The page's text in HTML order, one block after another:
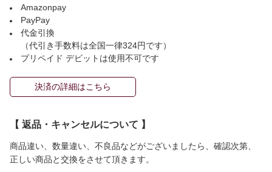
Amazonpay
PayPay
代金引換
（代引き手数料は全国一律324円です）
プリペイド デビットは使用不可です
決済の詳細はこちら
【 返品・キャンセルについて 】
商品違い、数量違い、不良品などがございましたら、確認次第、
正しい商品と交換をさせて頂きます。